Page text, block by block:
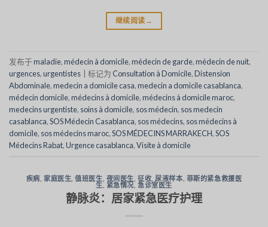
继续阅读 →
发布于maladie,médecin à domicile,médecin de garde,médecin de nuit,
urgences,urgentistes 标记为 ‎Consultation à Domicile,Distension
Abdominale,medecin a domicile casa,medecin a domicile casablanca,
médecin domicile,médecins à domicile,médecins à domicile maroc,
medecins urgentiste, soins à domicile, sos médecin, sos medecin
casablanca,SOS Médecin Casablanca, sos médecins, sos médecins à
domicile, sos médecins maroc,SOS MÉDECINS MARRAKECH,SOS
Médecins Rabat,Urgence casablanca,Visite à domicile
疾病 家庭医生 ,值班医生 夜间医生 ,征收 尿液样本 菲斯的紧急救援医
生, 紧急情况,急诊室医生
静脉炎：居家紧急医疗护理